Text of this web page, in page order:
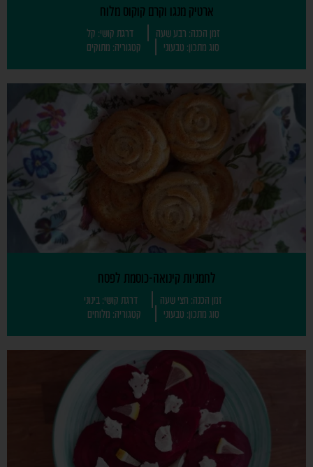
ארטיק מנגו וקרם קוקוס מלוח
זמן הכנה: רבע שעה
דרגת קושי: קל
סוג מתכון: טבעוני
קטגוריה: מתוקים
לחמניות קינואה-כוסמת לפסח
זמן הכנה: חצי שעה
דרגת קושי: בינוני
סוג מתכון: טבעוני
קטגוריה: מלוחים